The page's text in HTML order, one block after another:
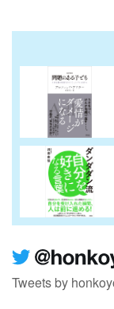
Tweets by